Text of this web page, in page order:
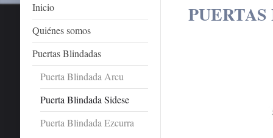
Inicio
Quiénes somos
Puertas Blindadas
Puerta Blindada Arcu
Puerta Blindada Sidese
Puerta Blindada Ezcurra